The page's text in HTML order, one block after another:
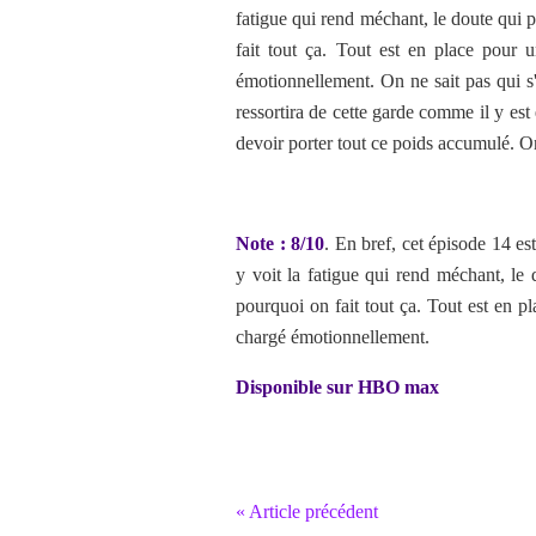
fatigue qui rend méchant, le doute qui
fait tout ça. Tout est en place pour
émotionnellement. On ne sait pas qui
ressortira de cette garde comme il y
devoir porter tout ce poids accumulé.
Note : 8/10. En bref, cet épisode 14
y voit la fatigue qui rend méchant, le
pourquoi on fait tout ça. Tout est en
chargé émotionnellement.
Disponible sur HBO max
« Article précédent